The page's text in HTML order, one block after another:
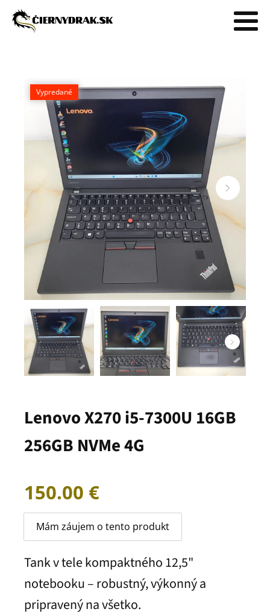
Vypredané
Lenovo X270 i5-7300U 16GB
256GB NVMe 4G
150.00 €
Mám záujem o tento produkt
Tank v tele kompaktného 12,5"
notebooku – robustný, výkonný a
pripravený na všetko.